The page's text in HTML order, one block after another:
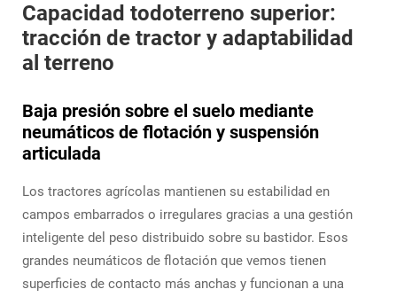
Capacidad todoterreno superior:
tracción de tractor y adaptabilidad
al terreno
Baja presión sobre el suelo mediante
neumáticos de flotación y suspensión
articulada
Los tractores agrícolas mantienen su estabilidad en
campos embarrados o irregulares gracias a una gestión
inteligente del peso distribuido sobre su bastidor. Esos
grandes neumáticos de flotación que vemos tienen
superficies de contacto más anchas y funcionan a una